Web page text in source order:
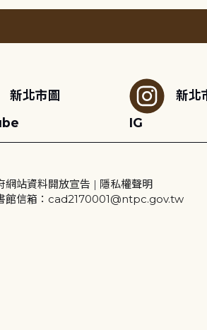
新北市圖
新北
IG
網站資料開放宣告 | 隱私權聲明
館信箱：cad2170001@ntpc.gov.tw